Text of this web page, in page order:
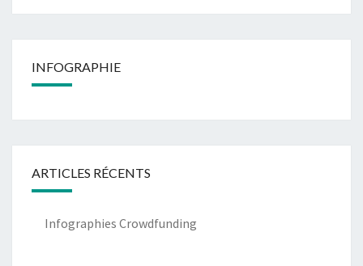
INFOGRAPHIE
ARTICLES RÉCENTS
Infographies Crowdfunding